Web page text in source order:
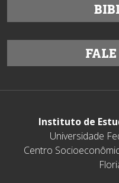
FALE
Instituto de
Universidade
Centro